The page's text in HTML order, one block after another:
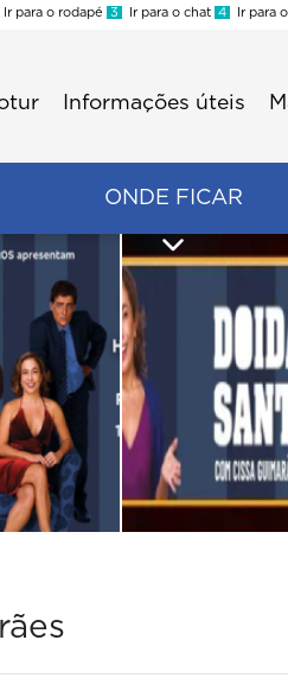
Ir para o rodapé 3 Ir para o chat 4 Ir para
Informações úteis
ONDE FICAR